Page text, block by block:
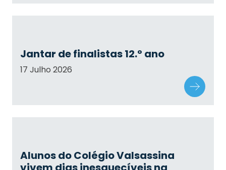
Jantar de finalistas 12.º ano
17 Julho 2026
Alunos do Colégio Valsassina